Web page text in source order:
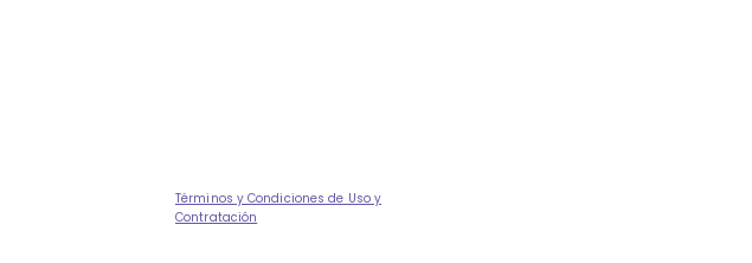
Términos y Condiciones de Uso y
Contratación